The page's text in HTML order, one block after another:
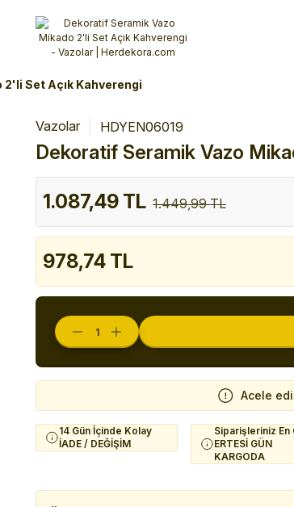
Alışverişlerinizde 3 Taksit Fırsatı!İlk siparişinizi verin!
%10 Havale İndirimi Şimdi Alışveriş yap!
Set Açık Kahverengi
Vazolar HDYEN06019
Dekoratif Seramik Vazo
1.087,49 TL 1.449,99 TL
978,74 TL
Acele
14 Gün İçinde Kolay
İADE / DEĞİŞİM
Siparişleriniz En
ERTESİ GÜN
KARGODA